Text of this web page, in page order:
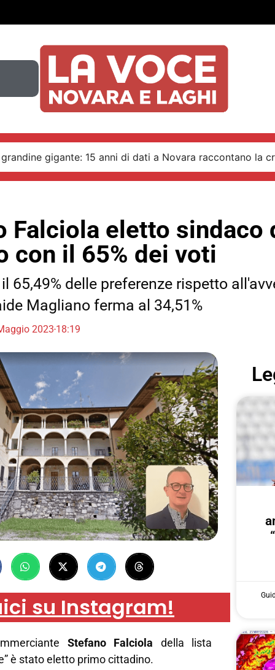
gigante: 15 anni di dati a Novara raccontano la
Falciola eletto sindaco
con il 65% dei voti
65,49% delle preferenze rispetto
Magliano ferma al 34,51%
202318:19
su Instagram!
Stefano Falciola della lista
è stato eletto primo cittadino.